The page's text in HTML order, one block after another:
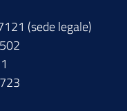
(sede legale)